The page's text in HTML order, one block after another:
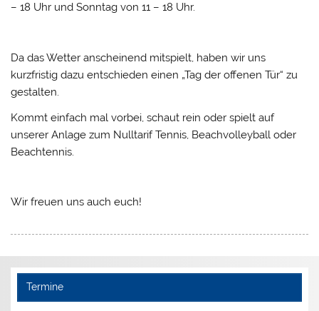
– 18 Uhr und Sonntag von 11 – 18 Uhr.
Da das Wetter anscheinend mitspielt, haben wir uns
kurzfristig dazu entschieden einen „Tag der offenen Tür“ zu
gestalten.
Kommt einfach mal vorbei, schaut rein oder spielt auf
unserer Anlage zum Nulltarif Tennis, Beachvolleyball oder
Beachtennis.
Wir freuen uns auch euch!
Termine